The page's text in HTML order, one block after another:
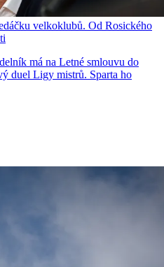
velkoklubů. Od Rosického
má na Letné smlouvu do
duel Ligy mistrů. Sparta ho